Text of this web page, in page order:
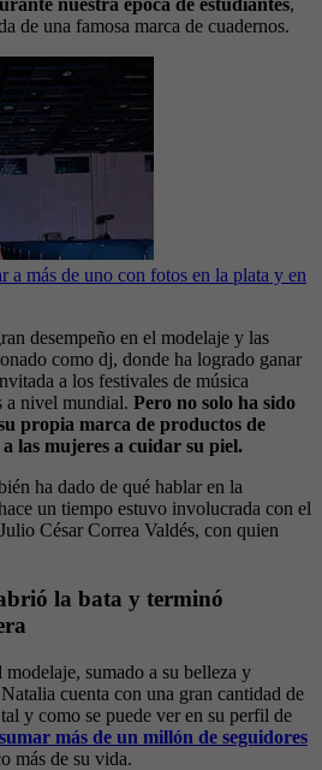
nuestra época de estudiantes,
de una famosa marca de cuadernos.
a más de uno con fotos en la plata y en
desempeño en el modelaje y las
como dj, donde ha logrado ganar
a los festivales de música
a nivel mundial. Pero no solo ha sido
propia marca de productos de
las mujeres a cuidar su piel.
ha dado de qué hablar en la
un tiempo estuvo involucrada con el
César Correa Valdés, con quien
la bata y terminó
modelaje, sumado a su belleza y
cuenta con una gran cantidad de
y como se puede ver en su perfil de
más de un millón de seguidores
más de su vida.